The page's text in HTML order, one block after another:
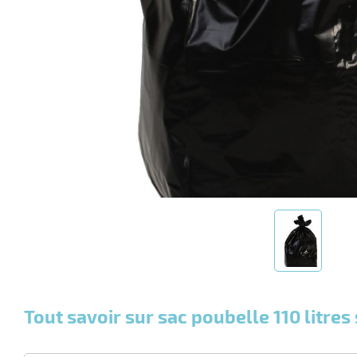
Tout savoir sur sac poubelle 110